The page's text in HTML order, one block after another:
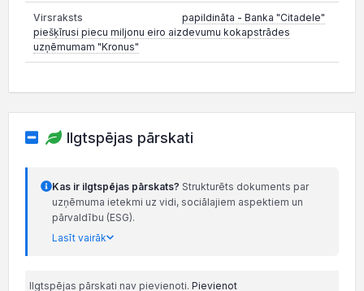
papildināta - Banka "Citadele"
piešķīrusi piecu miljonu eiro aizdevumu kokapstrādes
uzņēmumam "Kronus"
Ilgtspējas pārskati
Kas ir ilgtspējas pārskats? Strukturēts dokuments par
uzņēmuma ietekmi uz vidi, sociālajiem aspektiem un
pārvaldību (ESG).
Lasīt vairāk
Ilgtspējas pārskati nav pievienoti. Pievienot